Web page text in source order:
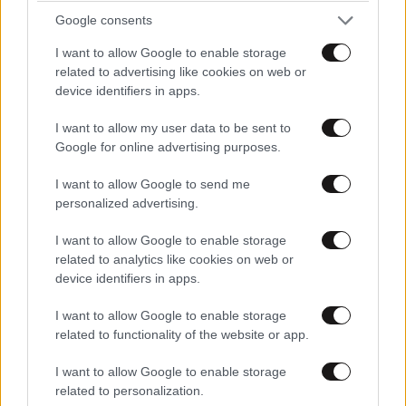
Google consents
I want to allow Google to enable storage
related to advertising like cookies on web or
device identifiers in apps.
I want to allow my user data to be sent to
Google for online advertising purposes.
I want to allow Google to send me
personalized advertising.
I want to allow Google to enable storage
related to analytics like cookies on web or
device identifiers in apps.
I want to allow Google to enable storage
related to functionality of the website or app.
I want to allow Google to enable storage
related to personalization.
αποτροπής σε θαλάσσιο πεδίο.
Οι Κεμαλιστές, ως πολιτικο-κρατική παράδοση, είχαν
λόγο να αγκαλιάσουν μια θαλάσσια αφήγηση που
«ενότητας του κράτους» απέναντι σε εξωτερικές
«ναυτική Τουρκία» και την ιδρυτική αυθεντία του
Μουσταφά Κεμάλ Ατατούρκ δεν είναι απλώς
νομιμοποίησης: δείχνει ότι η θαλάσσια στρατηγική
δεν είναι συγκυριακή επιλογή, αλλά οργανικό
Ερντογάν και Γαλάζια Πατρίδα:
πολιτικοποίηση, χρησιμότητα και